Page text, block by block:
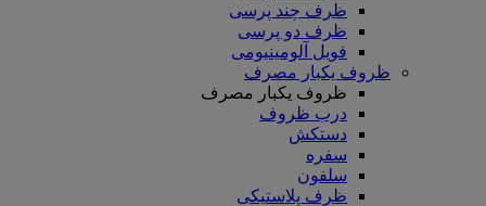
ظرف چند پرسی
ظرف دو پرسی
فویل آلومینیومی
ظروف یکبار مصرف
ظروف یکبار مصرف
درب ظروف
دستکش
سفره
سلفون
ظرف پلاستیکی